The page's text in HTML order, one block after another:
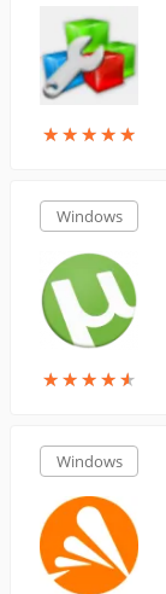
★★★★★
★★★★★
Windows
★★★★★
★★★★★
Windows